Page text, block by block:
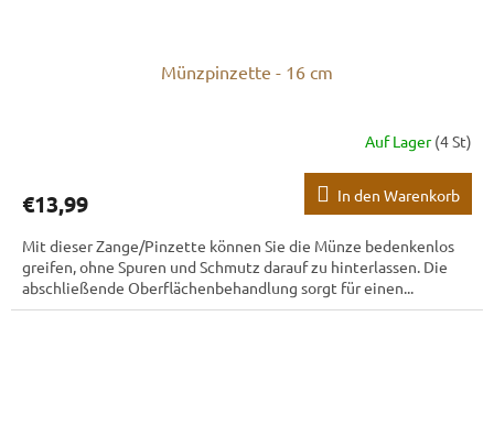
Münzpinzette - 16 cm
Auf Lager(4 St)
€13,99 In den Warenkorb
Mit dieser Zange/Pinzette können Sie die Münze bedenkenlos
greifen, ohne Spuren und Schmutz darauf zu hinterlassen. Die
abschließende Oberflächenbehandlung sorgt für einen...